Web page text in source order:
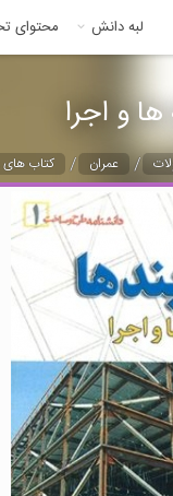
لبه دانش محتوای
و اجرا
/ عمران /
کتاب های